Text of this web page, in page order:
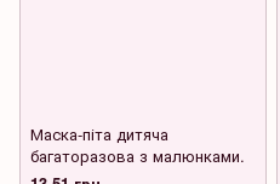
Маска-піта дитяча
багаторазова з малюнками.